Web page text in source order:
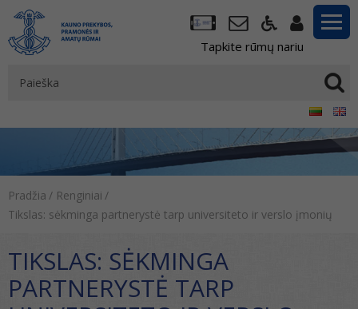
Tapkite rūmų nariu
Pradžia / Renginiai /
Tikslas: sėkminga partnerystė tarp universiteto ir verslo įmonių
TIKSLAS: SĖKMINGA
PARTNERYSTĖ TARP